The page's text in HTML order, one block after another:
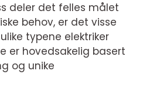
deler det felles målet
behov, er det visse
typene elektriker
er hovedsakelig basert
og unike